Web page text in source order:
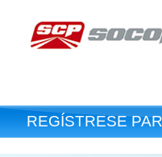
REGÍSTRESE